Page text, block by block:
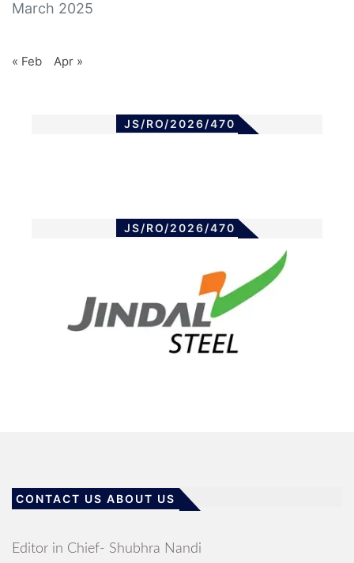
March 2025
« Feb Apr »
JS/RO/2026/470
JS/RO/2026/470
CONTACT US ABOUT US
Editor in Chief- Shubhra Nandi